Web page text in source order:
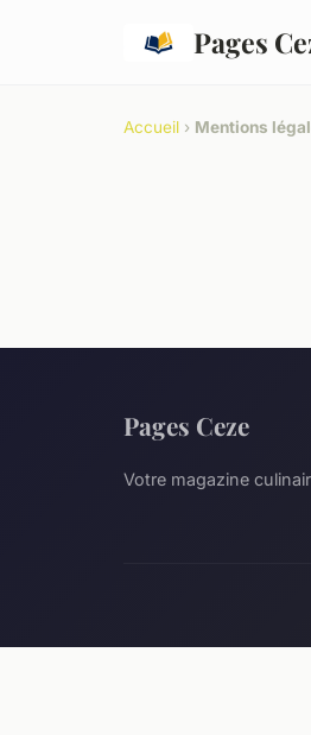
Pages
Accueil › Mentions
Pages Ceze
Votre magazine